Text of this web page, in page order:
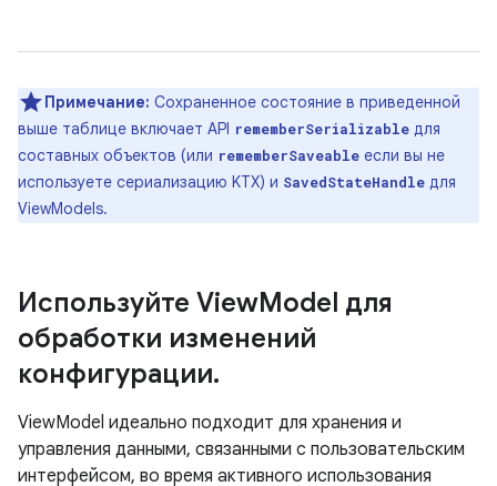
Примечание: Сохраненное состояние в приведенной
выше таблице включает API rememberSerializable для
составных объектов (или rememberSaveable если вы не
используете сериализацию KTX) и SavedStateHandle для
ViewModels.
Используйте ViewModel для
обработки изменений
конфигурации.
ViewModel идеально подходит для хранения и
управления данными, связанными с пользовательским
интерфейсом, во время активного использования